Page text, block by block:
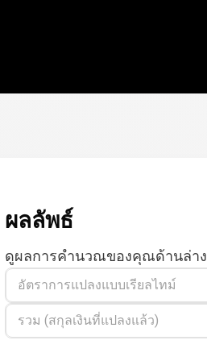
ผลลัพธ์
ดูผลการคำนวณของคุณด้านล่าง
อัตราการแปลงแบบเรียลไทม์
รวม (สกุลเงินที่แปลงแล้ว)